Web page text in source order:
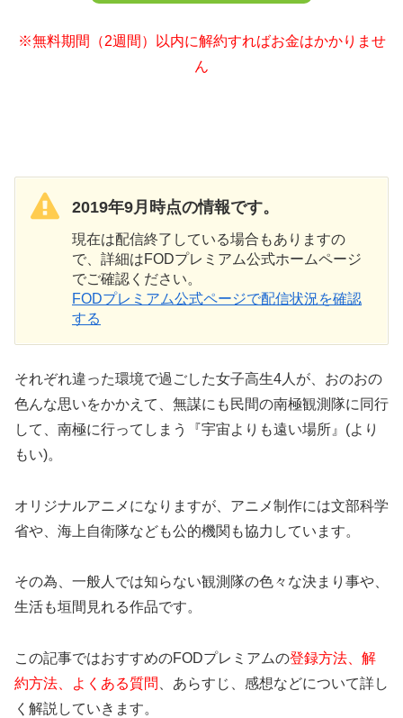
※無料期間（2週間）以内に解約すればお金はかかりませ
ん
2019年9月時点の情報です。
現在は配信終了している場合もありますの
で、詳細はFODプレミアム公式ホームページ
でご確認ください。
FODプレミアム公式ページで配信状況を確認
する
それぞれ違った環境で過ごした女子高生4人が、おのおの
色んな思いをかかえて、無謀にも民間の南極観測隊に同行
して、南極に行ってしまう『宇宙よりも遠い場所』(より
もい)。
オリジナルアニメになりますが、アニメ制作には文部科学
省や、海上自衛隊なども公的機関も協力しています。
その為、一般人では知らない観測隊の色々な決まり事や、
生活も垣間見れる作品です。
この記事ではおすすめのFODプレミアムの登録方法、解
約方法、よくある質問
、あらすじ、感想などについて詳し
く解説していきます。